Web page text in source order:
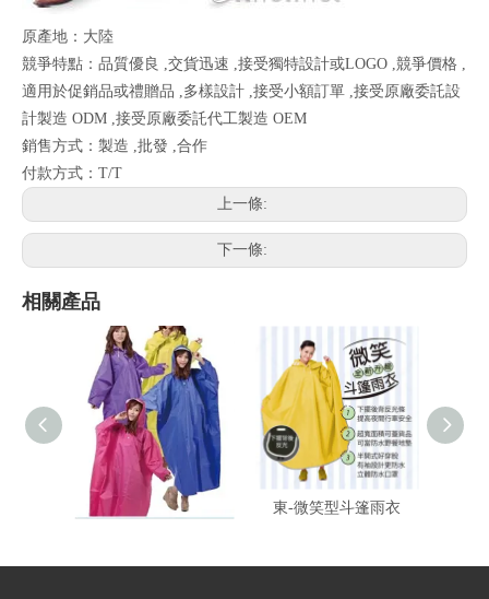
原產地：大陸
競爭特點：品質優良 ,交貨迅速 ,接受獨特設計或LOGO ,競爭價格 ,
適用於促銷品或禮贈品 ,多樣設計 ,接受小額訂單 ,接受原廠委託設
計製造 ODM ,接受原廠委託代工製造 OEM
銷售方式：製造 ,批發 ,合作
付款方式：T/T
上一條:
下一條:
相關產品
東-登山龍太空雨衣 東-微笑型斗篷雨衣